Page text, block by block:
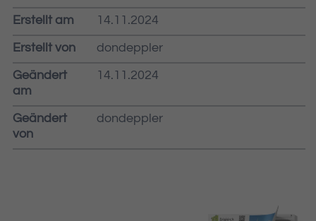
Erstellt am 14.11.2024
Erstellt von dondeppler
Geändert
am
14.11.2024
Geändert
von
dondeppler